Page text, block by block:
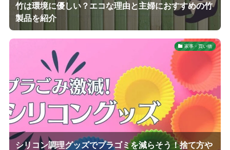
竹は環境に優しい？エコな理由と主婦におすすめの竹
製品を紹介
家事・買い物
シリコン調理グッズでプラゴミを減らそう！捨て方や